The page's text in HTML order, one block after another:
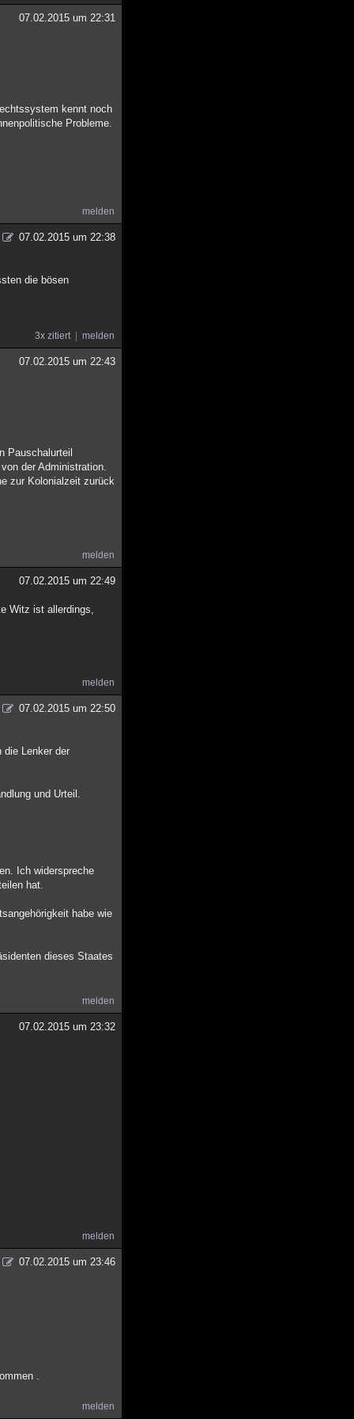
07.02.2015 um 22:31
kennt noch
Probleme.
melden
07.02.2015 um 22:38
die bösen
3x zitiert melden
07.02.2015 um 22:43
Pauschalurteil
der Administration.
zur Kolonialzeit zurück
melden
07.02.2015 um 22:49
Witz ist allerdings,
melden
07.02.2015 um 22:50
die Lenker der
und Urteil.
Ich widerspreche
hat.
habe wie
dieses Staates
melden
07.02.2015 um 23:32
melden
07.02.2015 um 23:46
.
melden